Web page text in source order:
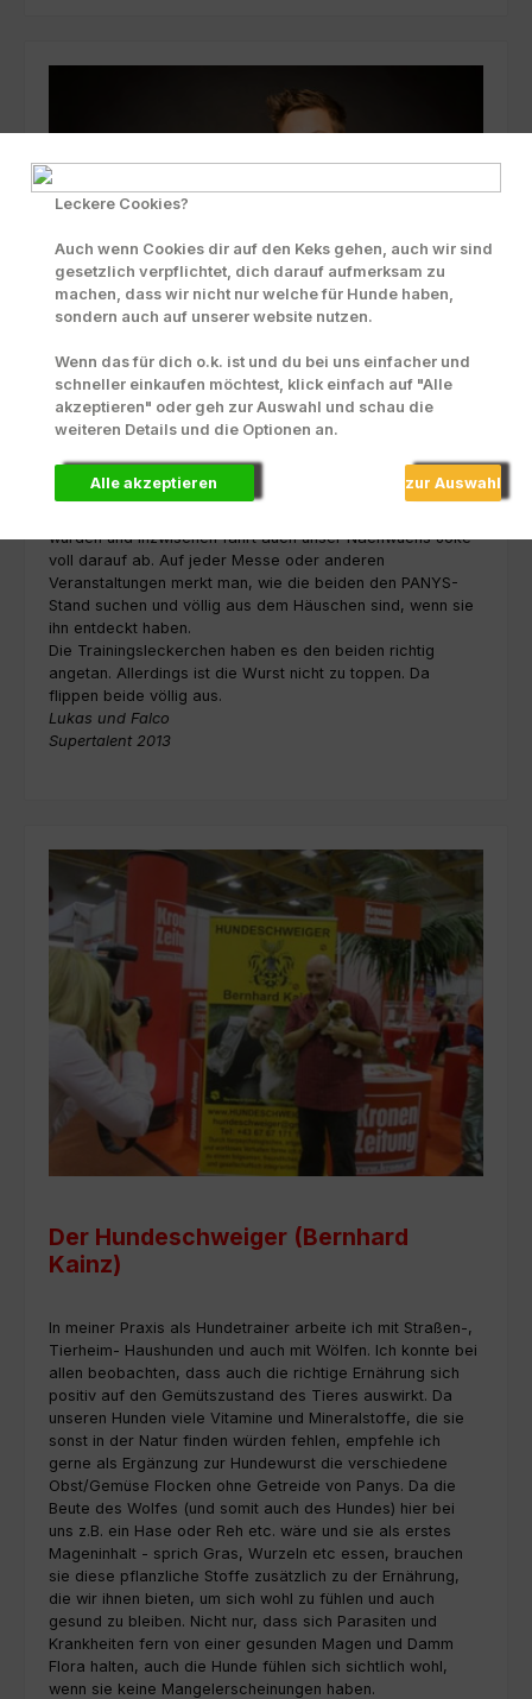
wurden und inzwischen fährt auch unser Nachwuchs Joke
voll darauf ab. Auf jeder Messe oder anderen
Veranstaltungen merkt man, wie die beiden den PANYS-
Stand suchen und völlig aus dem Häuschen sind, wenn sie
ihn entdeckt haben.
Die Trainingsleckerchen haben es den beiden richtig
angetan. Allerdings ist die Wurst nicht zu toppen. Da
flippen beide völlig aus.
Lukas und Falco
Supertalent 2013
Der Hundeschweiger (Bernhard
Kainz)
In meiner Praxis als Hundetrainer arbeite ich mit Straßen-,
Tierheim- Haushunden und auch mit Wölfen. Ich konnte bei
allen beobachten, dass auch die richtige Ernährung sich
positiv auf den Gemütszustand des Tieres auswirkt. Da
unseren Hunden viele Vitamine und Mineralstoffe, die sie
sonst in der Natur finden würden fehlen, empfehle ich
gerne als Ergänzung zur Hundewurst die verschiedene
Obst/Gemüse Flocken ohne Getreide von Panys. Da die
Beute des Wolfes (und somit auch des Hundes) hier bei
uns z.B. ein Hase oder Reh etc. wäre und sie als erstes
Mageninhalt - sprich Gras, Wurzeln etc essen, brauchen
sie diese pflanzliche Stoffe zusätzlich zu der Ernährung,
die wir ihnen bieten, um sich wohl zu fühlen und auch
gesund zu bleiben. Nicht nur, dass sich Parasiten und
Krankheiten fern von einer gesunden Magen und Damm
Flora halten, auch die Hunde fühlen sich sichtlich wohl,
wenn sie keine Mangelerscheinungen haben.
Leckere Cookies?
Auch wenn Cookies dir auf den Keks gehen, auch wir sind
gesetzlich verpflichtet, dich darauf aufmerksam zu
machen, dass wir nicht nur welche für Hunde haben,
sondern auch auf unserer website nutzen.
Wenn das für dich o.k. ist und du bei uns einfacher und
schneller einkaufen möchtest, klick einfach auf "Alle
akzeptieren" oder geh zur Auswahl und schau die
weiteren Details und die Optionen an.
Alle akzeptieren zur Auswahl